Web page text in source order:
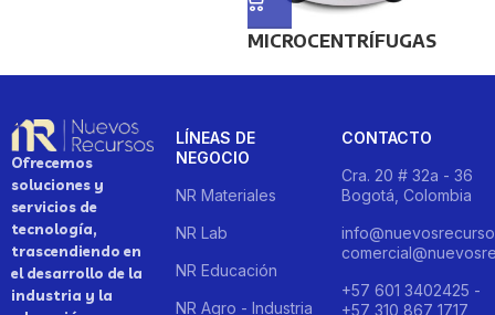
MICROCENTRÍFUGAS
Ofrecemos
soluciones y
servicios de
tecnología,
trascendiendo en
el desarrollo de la
industria y la
LÍNEAS DE
NEGOCIO
NR Materiales
NR Lab
NR Educación
NR Agro - Industria
CONTACTO
Cra. 20 # 32a - 36
Bogotá, Colombia
+57 601 3402425 -
+57 310 867 1717